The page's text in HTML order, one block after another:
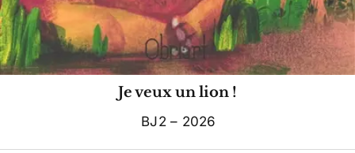
Je veux un lion !
BJ2 – 2026